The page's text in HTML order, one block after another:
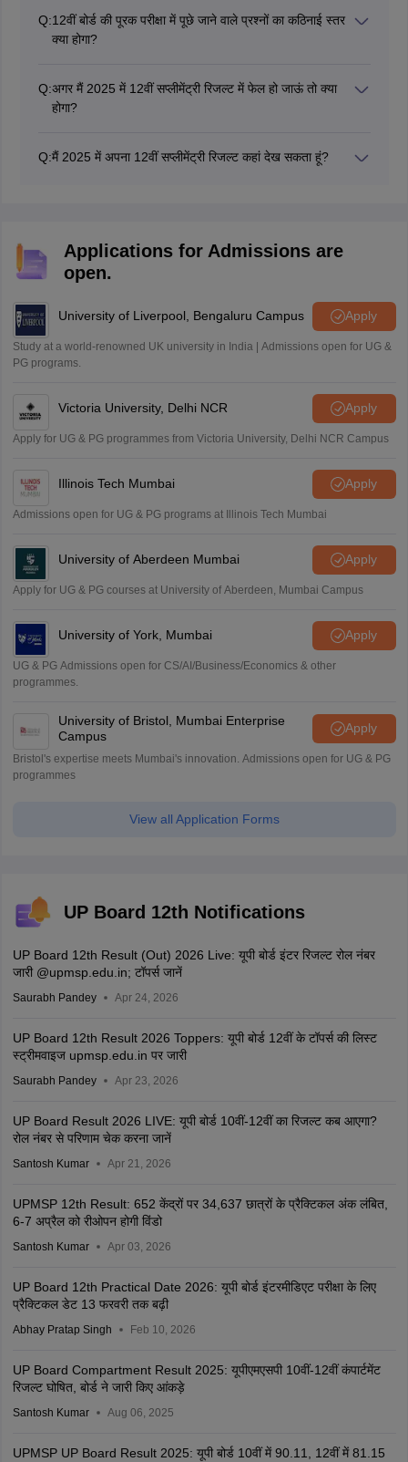
Q:12वीं बोर्ड की पूरक परीक्षा में पूछे जाने वाले प्रश्नों का कठिनाई स्तर
क्या होगा?
Q:अगर मैं 2025 में 12वीं सप्लीमेंट्री रिजल्ट में फेल हो जाऊं तो क्या
होगा?
Q:मैं 2025 में अपना 12वीं सप्लीमेंट्री रिजल्ट कहां देख सकता हूं?
Applications for Admissions are
open.
University of Liverpool, Bengaluru Campus Apply
Study at a world-renowned UK university in India | Admissions open for UG &
PG programs.
Victoria University, Delhi NCR Apply
Apply for UG & PG programmes from Victoria University, Delhi NCR Campus
Illinois Tech Mumbai Apply
Admissions open for UG & PG programs at Illinois Tech Mumbai
University of Aberdeen Mumbai Apply
Apply for UG & PG courses at University of Aberdeen, Mumbai Campus
University of York, Mumbai Apply
UG & PG Admissions open for CS/AI/Business/Economics & other
programmes.
University of Bristol, Mumbai Enterprise
Campus
Apply
Bristol's expertise meets Mumbai's innovation. Admissions open for UG & PG
programmes
View all Application Forms
UP Board 12th Notifications
UP Board 12th Result (Out) 2026 Live: यूपी बोर्ड इंटर रिजल्ट रोल नंबर
जारी @upmsp.edu.in; टॉपर्स जानें
Saurabh Pandey Apr 24, 2026
UP Board 12th Result 2026 Toppers: यूपी बोर्ड 12वीं के टॉपर्स की लिस्ट
स्ट्रीमवाइज upmsp.edu.in पर जारी
Saurabh Pandey Apr 23, 2026
UP Board Result 2026 LIVE: यूपी बोर्ड 10वीं-12वीं का रिजल्ट कब आएगा?
रोल नंबर से परिणाम चेक करना जानें
Santosh Kumar Apr 21, 2026
UPMSP 12th Result: 652 केंद्रों पर 34,637 छात्रों के प्रैक्टिकल अंक लंबित,
6-7 अप्रैल को रीओपन होगी विंडो
Santosh Kumar Apr 03, 2026
UP Board 12th Practical Date 2026: यूपी बोर्ड इंटरमीडिएट परीक्षा के लिए
प्रैक्टिकल डेट 13 फरवरी तक बढ़ी
Abhay Pratap Singh Feb 10, 2026
UP Board Compartment Result 2025: यूपीएमएसपी 10वीं-12वीं कंपार्टमेंट
रिजल्ट घोषित, बोर्ड ने जारी किए आंकड़े
Santosh Kumar Aug 06, 2025
UPMSP UP Board Result 2025: यूपी बोर्ड 10वीं में 90.11, 12वीं में 81.15